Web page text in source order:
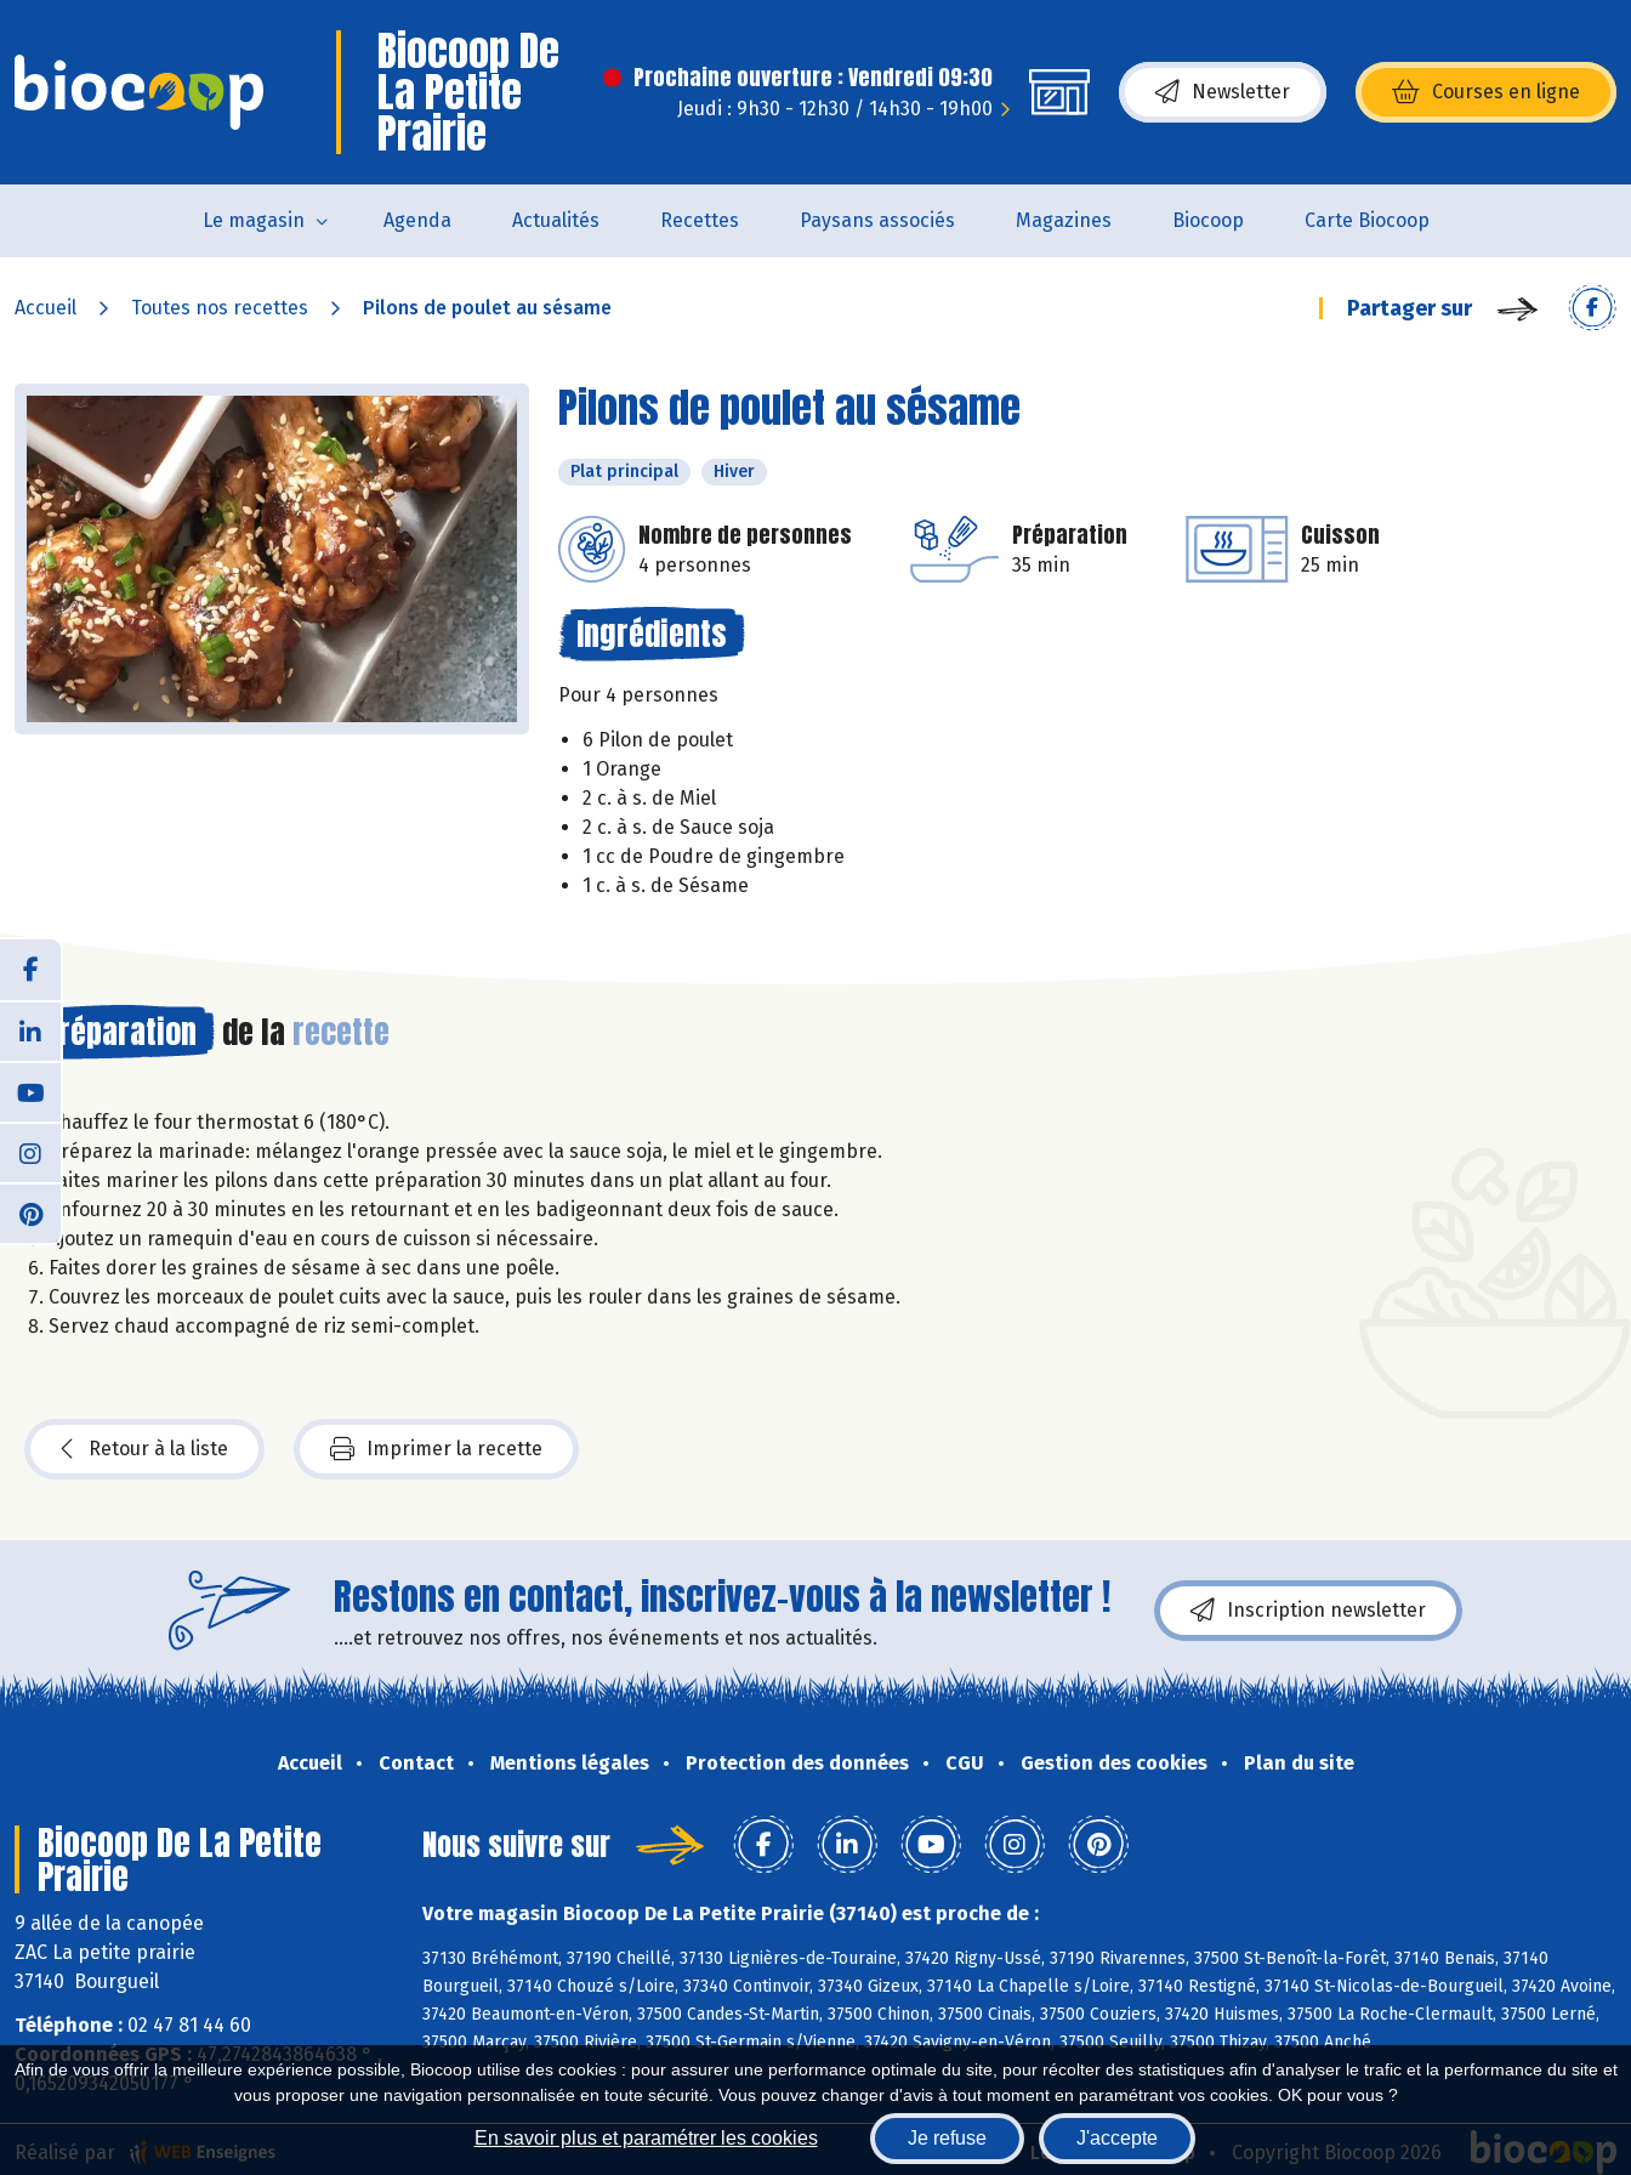
Afin de vous offrir la meilleure expérience possible, Biocoop utilise des cookies : pour assurer une performance optimale du site, pour récolter des statistiques afin d'analyser le trafic et la performance du site et
vous proposer une navigation personnalisée en toute sécurité. Vous pouvez changer d'avis à tout moment en paramétrant vos cookies. OK pour vous ?
En savoir plus et paramétrer les cookies Je refuse J'accepte
Biocoop De
La Petite
Prairie
Prochaine ouverture : Vendredi 09:30
Jeudi : 9h30 - 12h30 / 14h30 - 19h00
Newsletter Courses en ligne
(s’ouvre dans une nouvelle fenêtre)
Le magasin Agenda Actualités Recettes Paysans associés Magazines Biocoop Carte Biocoop
Accueil Toutes nos recettes Pilons de poulet au sésame Partager sur
Pilons de poulet au sésame
Plat principal Hiver
Nombre de personnes
4 personnes
Préparation
35 min
Cuisson
25 min
Ingrédients
Pour 4 personnes
6 Pilon de poulet
1 Orange
2 c. à s. de Miel
2 c. à s. de Sauce soja
1 cc de Poudre de gingembre
1 c. à s. de Sésame
Préparation de la recette
Chauffez le four thermostat 6 (180°C).
Préparez la marinade: mélangez l'orange pressée avec la sauce soja, le miel et le gingembre.
Faites mariner les pilons dans cette préparation 30 minutes dans un plat allant au four.
Enfournez 20 à 30 minutes en les retournant et en les badigeonnant deux fois de sauce.
Ajoutez un ramequin d'eau en cours de cuisson si nécessaire.
Faites dorer les graines de sésame à sec dans une poêle.
Couvrez les morceaux de poulet cuits avec la sauce, puis les rouler dans les graines de sésame.
Servez chaud accompagné de riz semi-complet.
Retour à la liste Imprimer la recette
Restons en contact, inscrivez-vous à la newsletter !
....et retrouvez nos offres, nos événements et nos actualités.
Inscription newsletter
Accueil Contact Mentions légales Protection des données CGU Gestion des cookies Plan du site
Biocoop De La Petite
Prairie
9 allée de la canopée
ZAC La petite prairie
37140 Bourgueil
Téléphone : 02 47 81 44 60
Coordonnées GPS : 47,2742843864638 ° ,
0,165209342050177 °
Nous suivre sur
Votre magasin Biocoop De La Petite Prairie (37140) est proche de :
37130 Bréhémont, 37190 Cheillé, 37130 Lignières-de-Touraine, 37420 Rigny-Ussé, 37190 Rivarennes, 37500 St-Benoît-la-Forêt, 37140 Benais, 37140
Bourgueil, 37140 Chouzé s/Loire, 37340 Continvoir, 37340 Gizeux, 37140 La Chapelle s/Loire, 37140 Restigné, 37140 St-Nicolas-de-Bourgueil, 37420 Avoine,
37420 Beaumont-en-Véron, 37500 Candes-St-Martin, 37500 Chinon, 37500 Cinais, 37500 Couziers, 37420 Huismes, 37500 La Roche-Clermault, 37500 Lerné,
37500 Marçay, 37500 Rivière, 37500 St-Germain s/Vienne, 37420 Savigny-en-Véron, 37500 Seuilly, 37500 Thizay, 37500 Anché
Biocoop.fr Le réseau Biocoop Copyright Biocoop 2026
Réalisé par